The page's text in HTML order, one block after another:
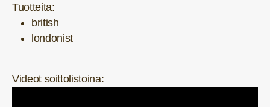
Tuotteita:
british
londonist
Videot soittolistoina: